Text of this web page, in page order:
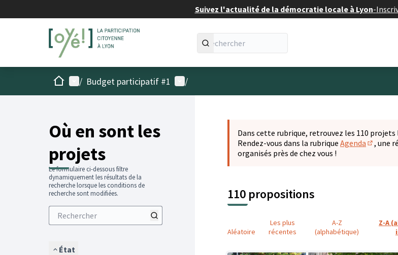
Suivez l'actualité de la démocratie locale à Lyon-
AccueilMenu principal
/ Budget participatif #1 Menu utilisateur
/
Où en sont les
projets
Le formulaire ci-dessous filtre
dynamiquement les résultats de la
recherche lorsque les conditions de
recherche sont modifiées.
État
Dans cette rubrique, retrouvez les 110
Rendez-vous dans la rubrique Agenda
, une
organisés près de chez vous !
110 propositions
Aléatoire
Les plus
récentes
A-Z
(alphabétique)
Z-A